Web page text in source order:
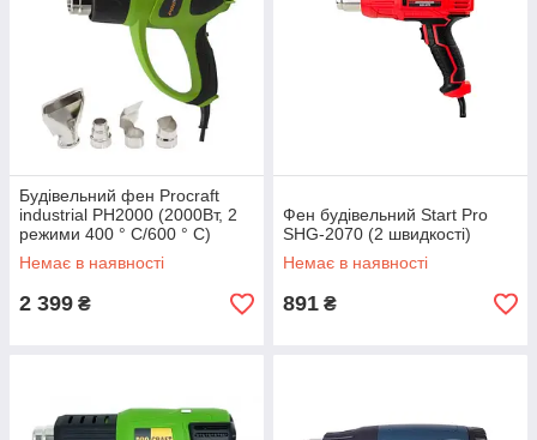
Будівельний фен Procraft
industrial PH2000 (2000Вт, 2
режими 400 ° С/600 ° С)
Немає в наявності
2 399 ₴
Фен будівельний Start Pro
SHG-2070 (2 швидкості)
Немає в наявності
891 ₴